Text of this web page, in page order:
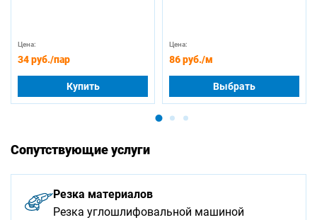
Цена:
34 руб./пар
Купить
Цена:
86 руб./м
Выбрать
Сопутствующие услуги
Резка материалов
Резка углошлифовальной машиной